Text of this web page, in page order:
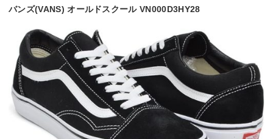
バンズ(VANS) オールドスクール VN000D3HY28